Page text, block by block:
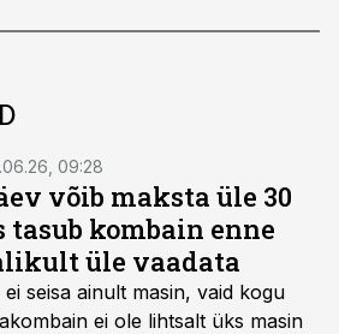
09:28
võib maksta üle 30
tasub kombain enne
üle vaadata
seisa ainult masin, vaid kogu
ei ole lihtsalt üks masin